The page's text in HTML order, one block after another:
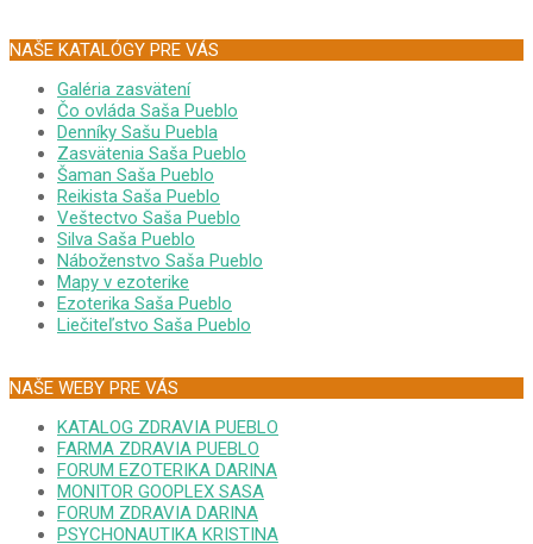
NAŠE KATALÓGY PRE VÁS
Galéria zasvätení
Čo ovláda Saša Pueblo
Denníky Sašu Puebla
Zasvätenia Saša Pueblo
Šaman Saša Pueblo
Reikista Saša Pueblo
Veštectvo Saša Pueblo
Silva Saša Pueblo
Náboženstvo Saša Pueblo
Mapy v ezoterike
Ezoterika Saša Pueblo
Liečiteľstvo Saša Pueblo
NAŠE WEBY PRE VÁS
KATALOG ZDRAVIA PUEBLO
FARMA ZDRAVIA PUEBLO
FORUM EZOTERIKA DARINA
MONITOR GOOPLEX SASA
FORUM ZDRAVIA DARINA
PSYCHONAUTIKA KRISTINA